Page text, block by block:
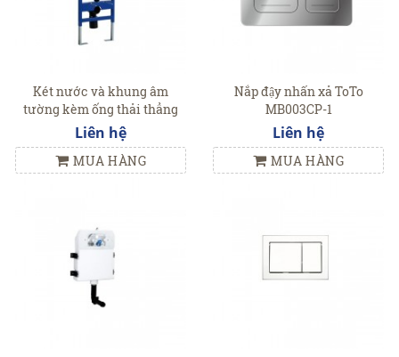
Két nước và khung âm
tường kèm ống thải thẳng
WH003TR
Liên hệ
MUA HÀNG
Nắp đậy nhấn xả ToTo
MB003CP-1
Liên hệ
MUA HÀNG